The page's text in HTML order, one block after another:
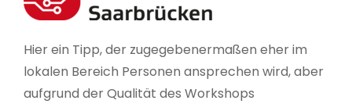
Hier ein Tipp, der zugegebenermaßen eher im
lokalen Bereich Personen ansprechen wird, aber
aufgrund der Qualität des Workshops